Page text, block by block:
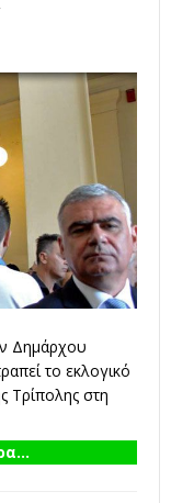
Δημάρχου
το εκλογικό
Τρίπολης στη